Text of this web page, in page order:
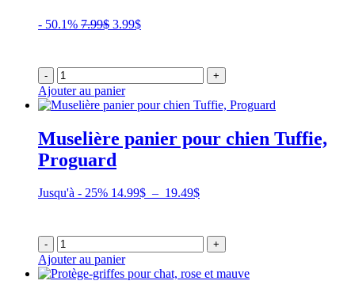
- 50.1% 7.99$ Le
était :
7.99$.
3.99$Le
est :
3.99$.
- +
Ajouter au panier
Muselière panier pour chien Tuffie,
Proguard
Jusqu'à - 25% 14.99$ – 19.49$Plage
14.99$
à
- +
Ajouter au panier